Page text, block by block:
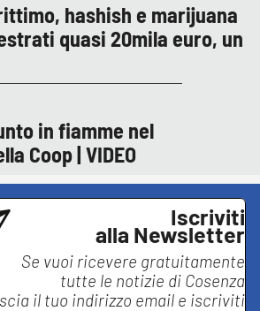
hashish e marijuana
quasi 20mila euro, un
in fiamme nel
Coop | VIDEO
Iscriviti
alla Newsletter
Se vuoi ricevere gratuitamente
tutte le notizie di Cosenza
il tuo indirizzo email e iscriviti